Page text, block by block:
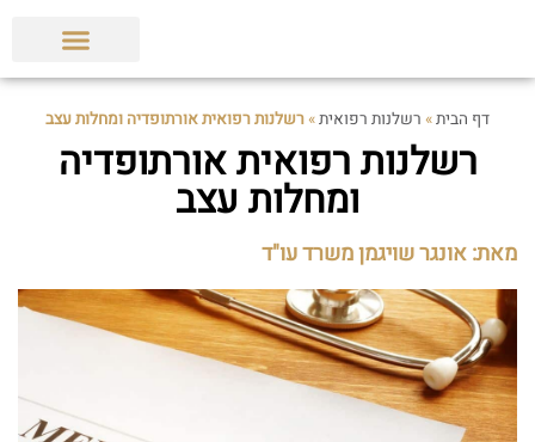
דף הבית» רשלנות רפואית»רשלנות רפואית אורתופדיה ומחלות עצב
רשלנות רפואית אורתופדיה
ומחלות עצב
מאת: אונגר שויגמן משרד עו"ד